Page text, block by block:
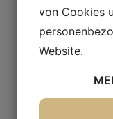
von Cookies
Website.